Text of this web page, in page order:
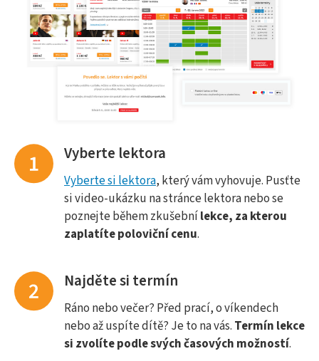
Vyberte lektora
Vyberte si lektora, který vám vyhovuje. Pusťte
si video-ukázku na stránce lektora nebo se
poznejte během zkušebnílekce, za kterou
zaplatíte poloviční cenu.
Najděte si termín
Ráno nebo večer? Před prací, o víkendech
nebo až uspíte dítě? Je to na vás. Termín lekce
si zvolíte podle svých časových možností.